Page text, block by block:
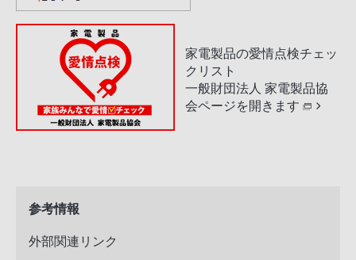
家電製品の愛情点検チェッ
クリスト
一般財団法人 家電製品協
会ページを開きます
参考情報
外部関連リンク